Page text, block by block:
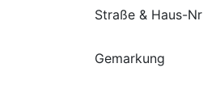
Straße & Haus-Nr
Gemarkung